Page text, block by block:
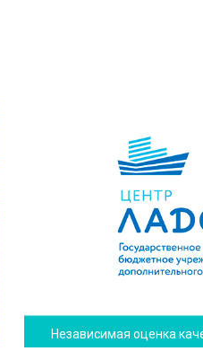
Независимая оценка